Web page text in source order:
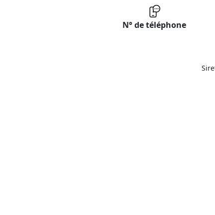
N° de téléphone